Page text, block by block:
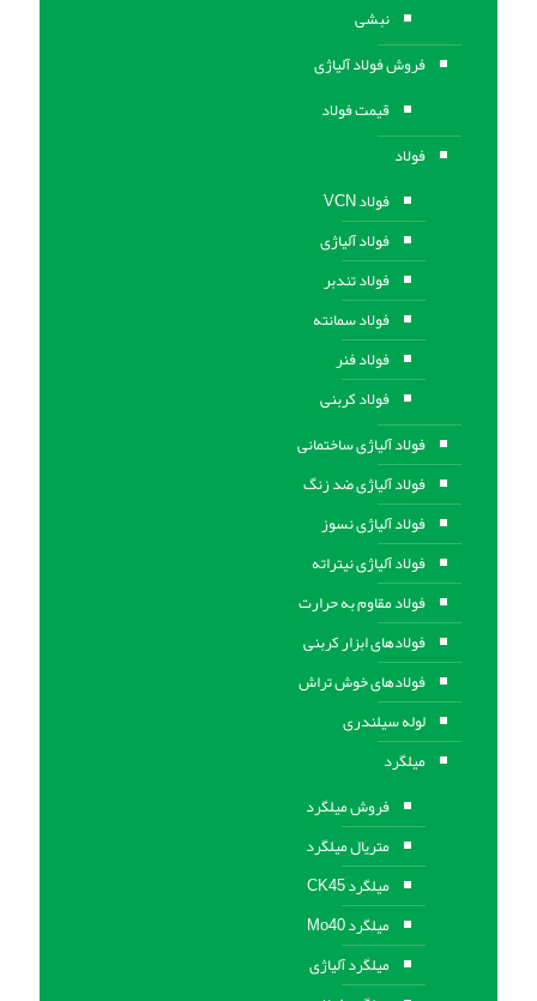
نبشی
فروش فولاد آلیاژی
قیمت فولاد
فولاد
فولاد VCN
فولاد آلیاژی
فولاد تندبر
فولاد سمانته
فولاد فنر
فولاد کربنی
فولاد آلیاژی ساختمانی
فولاد آلیاژی ضد زنگ
فولاد آلیاژی نسوز
فولاد آلیاژی نیتراته
فولاد مقاوم به حرارت
فولادهای ابزار کربنی
فولادهای خوش تراش
لوله سیلندری
میلگرد
فروش میلگرد
متریال میلگرد
میلگرد CK45
میلگرد Mo40
میلگرد آلیاژی